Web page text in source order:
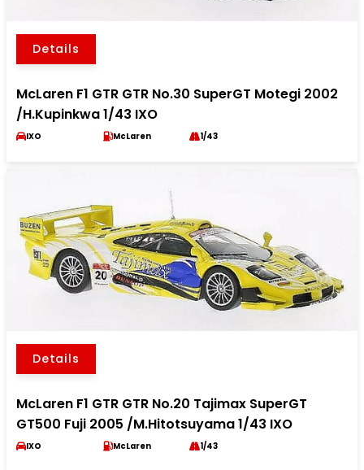
Details
McLaren F1 GTR GTR No.30 SuperGT Motegi 2002
/H.Kupinkwa 1/43 IXO
IXO McLaren 1/43
Details
McLaren F1 GTR GTR No.20 Tajimax SuperGT
GT500 Fuji 2005 /M.Hitotsuyama 1/43 IXO
IXO McLaren 1/43